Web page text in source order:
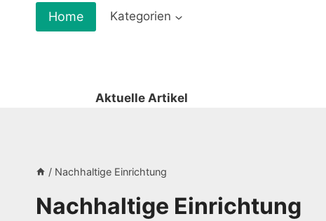
Home Kategorien
Aktuelle Artikel
/ Nachhaltige Einrichtung
Nachhaltige Einrichtung